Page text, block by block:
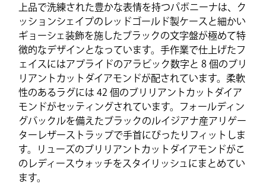
上品で洗練された豊かな表情を持つパボニーナは、ク
ッションシェイプのレッドゴールド製ケースと細かい
ギョーシェ装飾を施したブラックの文字盤が極めて特
徴的なデザインとなっています。手作業で仕上げたフ
ェイスにはアプライドのアラビック数字と 8 個のブリ
リアントカットダイアモンドが配されています。柔軟
性のあるラグには 42 個のブリリアントカットダイア
モンドがセッティングされています。フォールディン
グバックルを備えたブラックのルイジアナ産アリゲー
ターレザーストラップで手首にぴったりフィットしま
す。リューズのブリリアントカットダイアモンドがこ
のレディースウォッチをスタイリッシュにまとめてい
ます。